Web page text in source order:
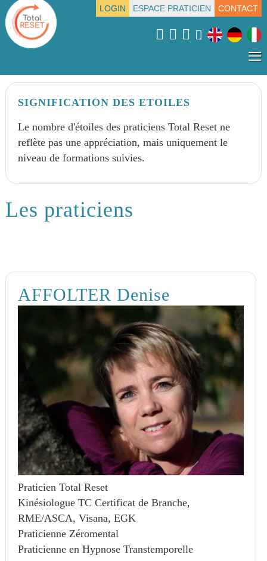
LOGIN ESPACE PRATICIEN CONTACT
≡
SIGNIFICATION DES ETOILES
Le nombre d'étoiles des praticiens Total Reset ne
reflète pas une appréciation, mais uniquement le
niveau de formations suivies.
Les praticiens
AFFOLTER Denise
Praticien Total Reset
Kinésiologue TC Certificat de Branche,
RME/ASCA, Visana, EGK
Praticienne Zéromental
Praticienne en Hypnose Transtemporelle